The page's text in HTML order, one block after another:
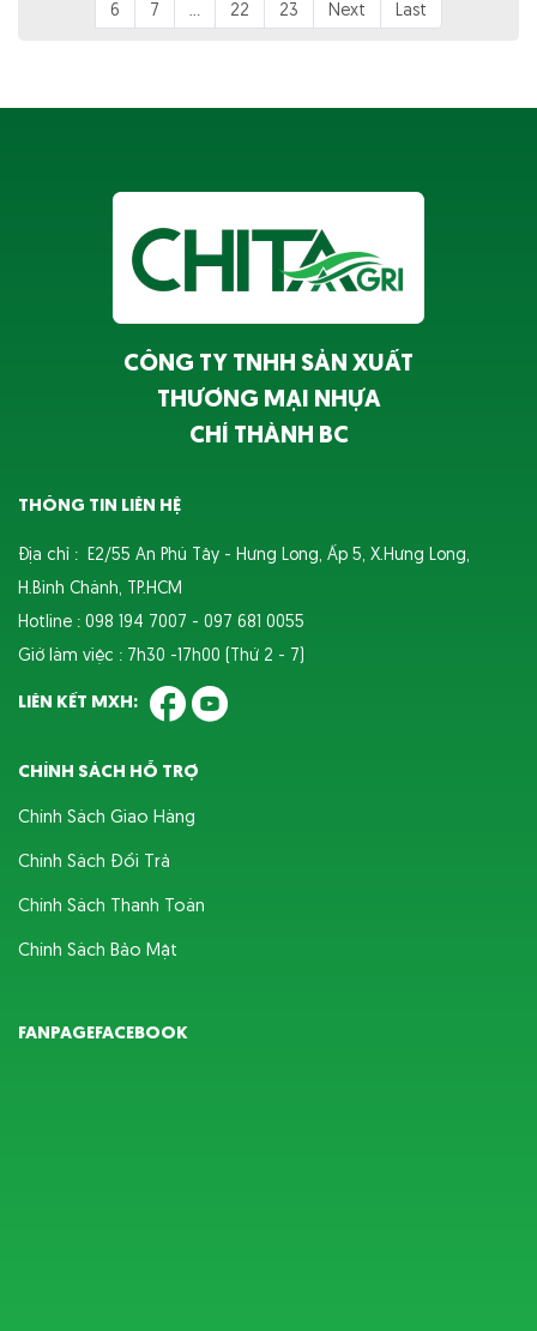
6
7 ... 22 23 Next Last
CÔNG TY TNHH SẢN XUẤT
THƯƠNG MẠI NHỰA
CHÍ THÀNH BC
THÔNG TIN LIÊN HỆ
Địa chỉ : E2/55 An Phú Tây - Hưng Long, Ấp 5, X.Hưng Long,
H.Bình Chánh, TP.HCM
Hotline : 098 194 7007 - 097 681 0055
Giờ làm việc : 7h30 -17h00 (Thứ 2 - 7)
LIÊN KẾT MXH:
CHÍNH SÁCH HỖ TRỢ
Chính Sách Giao Hàng
Chính Sách Đổi Trả
Chính Sách Thanh Toán
Chính Sách Bảo Mật
FANPAGEFACEBOOK